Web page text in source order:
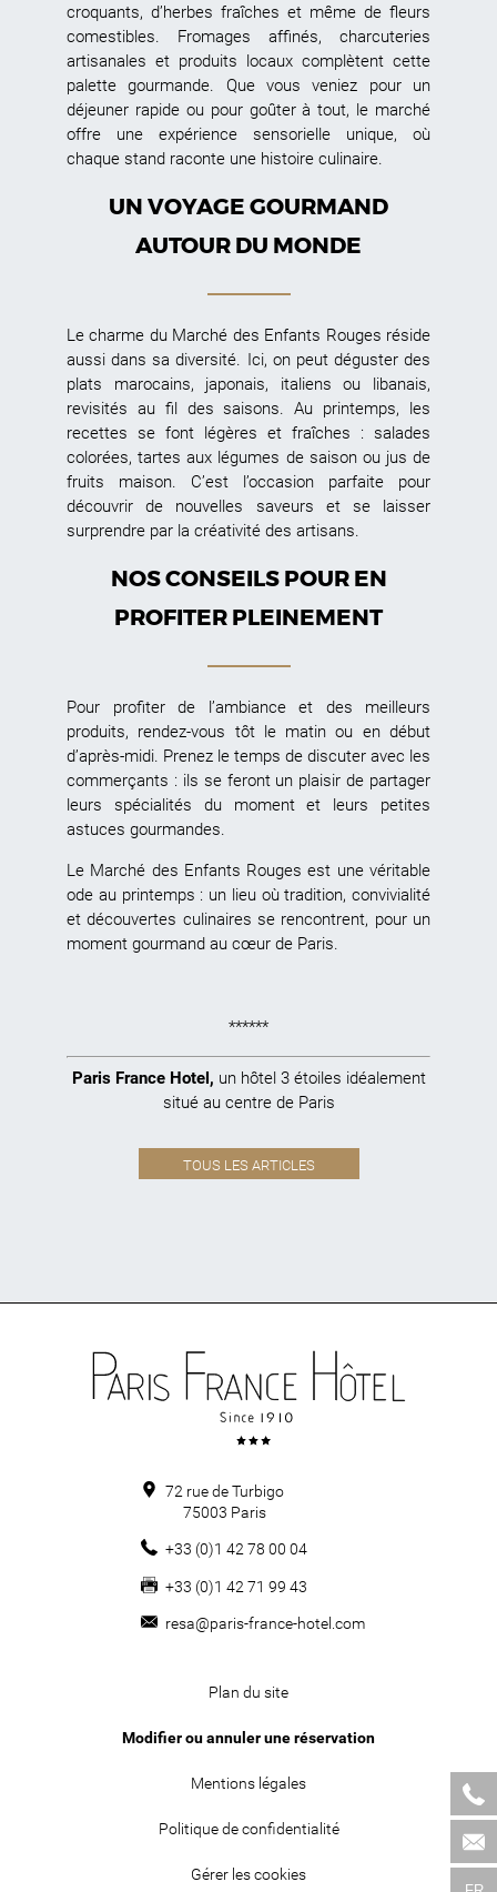
croquants, d’herbes fraîches et même de fleurs
comestibles. Fromages affinés, charcuteries
artisanales et produits locaux complètent cette
palette gourmande. Que vous veniez pour un
déjeuner rapide ou pour goûter à tout, le marché
offre une expérience sensorielle unique, où
chaque stand raconte une histoire culinaire.
UN VOYAGE GOURMAND
AUTOUR DU MONDE
Le charme du Marché des Enfants Rouges réside
aussi dans sa diversité. Ici, on peut déguster des
plats marocains, japonais, italiens ou libanais,
revisités au fil des saisons. Au printemps, les
recettes se font légères et fraîches : salades
colorées, tartes aux légumes de saison ou jus de
fruits maison. C’est l’occasion parfaite pour
découvrir de nouvelles saveurs et se laisser
surprendre par la créativité des artisans.
NOS CONSEILS POUR EN
PROFITER PLEINEMENT
Pour profiter de l’ambiance et des meilleurs
produits, rendez-vous tôt le matin ou en début
d’après-midi. Prenez le temps de discuter avec les
commerçants : ils se feront un plaisir de partager
leurs spécialités du moment et leurs petites
astuces gourmandes.
Le Marché des Enfants Rouges est une véritable
ode au printemps : un lieu où tradition, convivialité
et découvertes culinaires se rencontrent, pour un
moment gourmand au cœur de Paris.
******
Paris France Hotel , un hôtel 3 étoiles idéalement
situé au centre de Paris
TOUS LES ARTICLES
72 rue de Turbigo
75003 Paris
+33 (0)1 42 78 00 04
+33 (0)1 42 71 99 43
resa@paris-france-hotel.com
Plan du site
Modifier ou annuler une réservation
Mentions légales
Politique de confidentialité
Gérer les cookies